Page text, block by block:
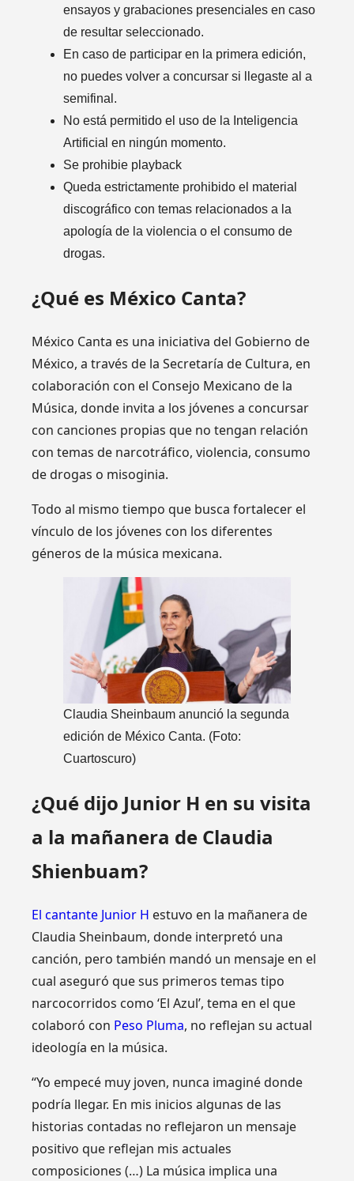
ensayos y grabaciones presenciales en caso
de resultar seleccionado.
En caso de participar en la primera edición,
no puedes volver a concursar si llegaste al a
semifinal.
No está permitido el uso de la Inteligencia
Artificial en ningún momento.
Se prohibie playback
Queda estrictamente prohibido el material
discográfico con temas relacionados a la
apología de la violencia o el consumo de
drogas.
¿Qué es México Canta?
México Canta es una iniciativa del Gobierno de
México, a través de la Secretaría de Cultura, en
colaboración con el Consejo Mexicano de la
Música, donde invita a los jóvenes a concursar
con canciones propias que no tengan relación
con temas de narcotráfico, violencia, consumo
de drogas o misoginia.
Todo al mismo tiempo que busca fortalecer el
vínculo de los jóvenes con los diferentes
géneros de la música mexicana.
Claudia Sheinbaum anunció la segunda
edición de México Canta. (Foto:
Cuartoscuro)
¿Qué dijo Junior H en su visita
a la mañanera de Claudia
Shienbuam?
El cantante Junior H estuvo en la mañanera de
Claudia Sheinbaum, donde interpretó una
canción, pero también mandó un mensaje en el
cual aseguró que sus primeros temas tipo
narcocorridos como ‘El Azul’, tema en el que
colaboró con Peso Pluma, no reflejan su actual
ideología en la música.
“Yo empecé muy joven, nunca imaginé donde
podría llegar. En mis inicios algunas de las
historias contadas no reflejaron un mensaje
positivo que reflejan mis actuales
composiciones (…) La música implica una